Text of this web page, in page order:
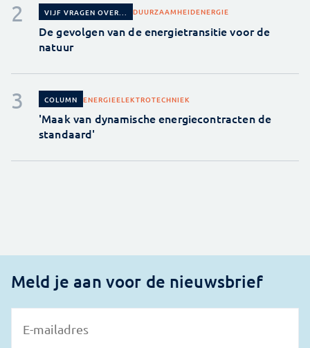
VIJF VRAGEN OVER... DUURZAAMHEIDENERGIE
De gevolgen van de energietransitie voor de
natuur
COLUMN ENERGIEELEKTROTECHNIEK
'Maak van dynamische energiecontracten de
standaard'
Meld je aan voor de nieuwsbrief